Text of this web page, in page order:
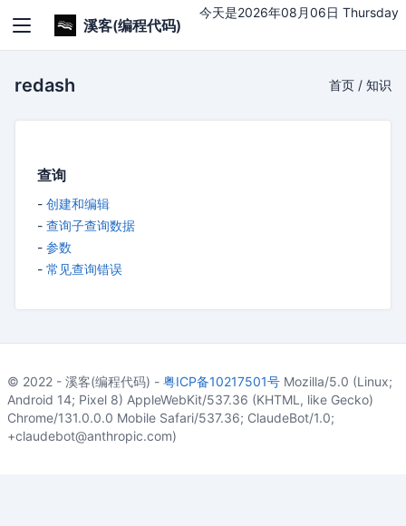
溪客(编程代码)
今天是2026年08月06日 Thursday
redash 首页 / 知识
查询
- 创建和编辑
- 查询子查询数据
- 参数
- 常见查询错误
© 2022 - 溪客(编程代码) - 粤ICP备10217501号 Mozilla/5.0 (Linux;
Android 14; Pixel 8) AppleWebKit/537.36 (KHTML, like Gecko)
Chrome/131.0.0.0 Mobile Safari/537.36; ClaudeBot/1.0;
+claudebot@anthropic.com)